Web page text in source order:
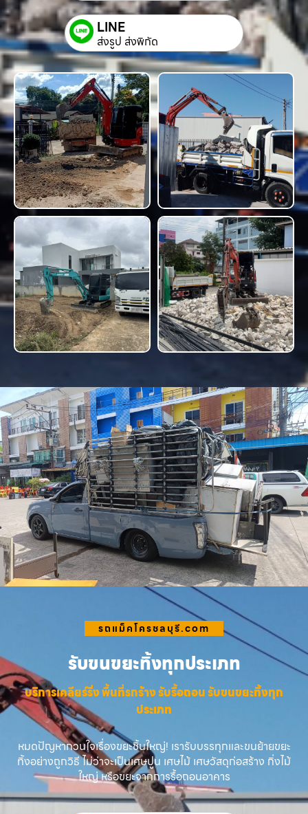
LINE
ส่งรูป ส่งพิกัด
รถแม็คโครชลบุรี.com
รับขนขยะทิ้งทุกประเภท
บริการเคลียร์ริ่ง พื้นที่รกร้าง รับรื้อถอน รับขนขยะทิ้งทุก
ประเภท
หมดปัญหากวนใจเรื่องขยะชิ้นใหญ่! เรารับบรรทุกและขนย้ายขยะ
ทิ้งอย่างถูกวิธี ไม่ว่าจะเป็นเศษปูน เศษไม้ เศษวัสดุก่อสร้าง กิ่งไม้
ใหญ่ หรือขยะจากการรื้อถอนอาคาร